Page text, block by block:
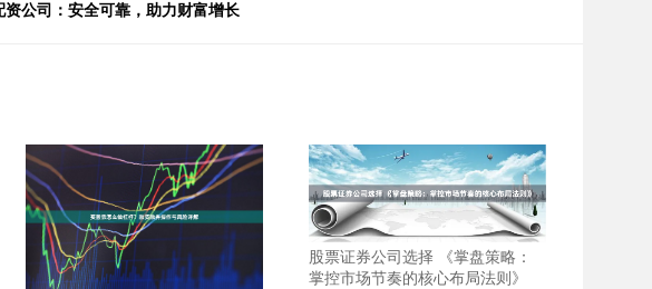
公司：安全可靠，助力财富增长
股票证券公司选择 《掌盘策略：
掌控市场节奏的核心布局法则》